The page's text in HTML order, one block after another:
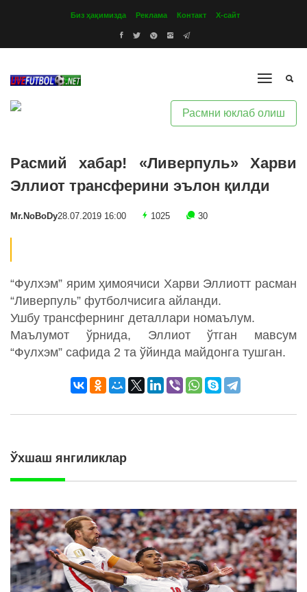
Биз ҳақимизда Реклама Контакт Х-сайт
Расмни юклаб олиш
Расмий хабар! «Ливерпуль» Харви
Эллиот трансферини эълон қилди
Mr.NoBoDy28.07.2019 16:00 1025 30
“Фулхэм” ярим ҳимоячиси Харви Эллиотт расман
“Ливерпуль” футболчисига айланди.
Ушбу трансфернинг деталлари номаълум.
Маълумот ўрнида, Эллиот ўтган мавсум
“Фулхэм” сафида 2 та ўйинда майдонга тушган.
Ўхшаш янгиликлар